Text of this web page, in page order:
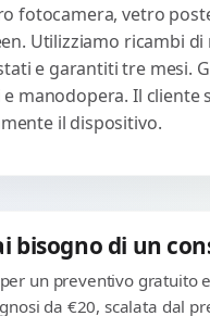
fotocamera, vetro
Utilizziamo ricambi di
e garantiti tre mesi.
manodopera. Il cliente
il dispositivo.
bisogno di un
un preventivo gratuito
da €20, scalata dal